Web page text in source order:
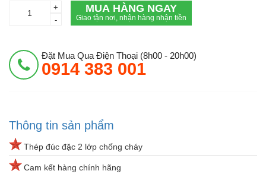
+
-
MUA HÀNG NGAY
Giao tận nơi, nhận hàng nhận tiền
Đặt Mua Qua Điện Thoại (8h00 - 20h00)
0914 383 001
Thông tin sản phẩm
Thép đúc đặc 2 lớp chống cháy
Cam kết hàng chính hãng